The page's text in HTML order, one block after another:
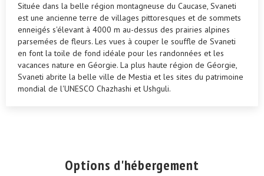
Située dans la belle région montagneuse du Caucase, Svaneti
est une ancienne terre de villages pittoresques et de sommets
enneigés s'élevant à 4000 m au-dessus des prairies alpines
parsemées de fleurs. Les vues à couper le souffle de Svaneti
en font la toile de fond idéale pour les randonnées et les
vacances nature en Géorgie. La plus haute région de Géorgie,
Svaneti abrite la belle ville de Mestia et les sites du patrimoine
mondial de l'UNESCO Chazhashi et Ushguli.
Options d'hébergement